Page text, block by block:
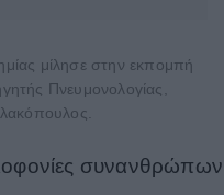
μίλησε στην εκπομπή
Πνευμονολογίας,
συνανθρώπων